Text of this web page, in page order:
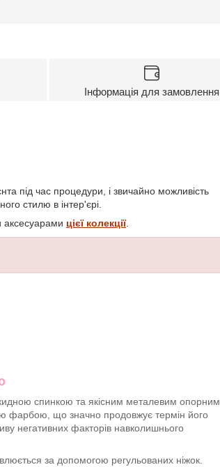
Інформація для замовлення
під час процедури, і звичайно можливість
стилю в інтер'єрі.
аксесуарами цієї колекції.
спинкою та якісним металевим опорним
фарбою, що значно продовжує термін його
негативних факторів навколишнього
за допомогою регульованих ніжок.